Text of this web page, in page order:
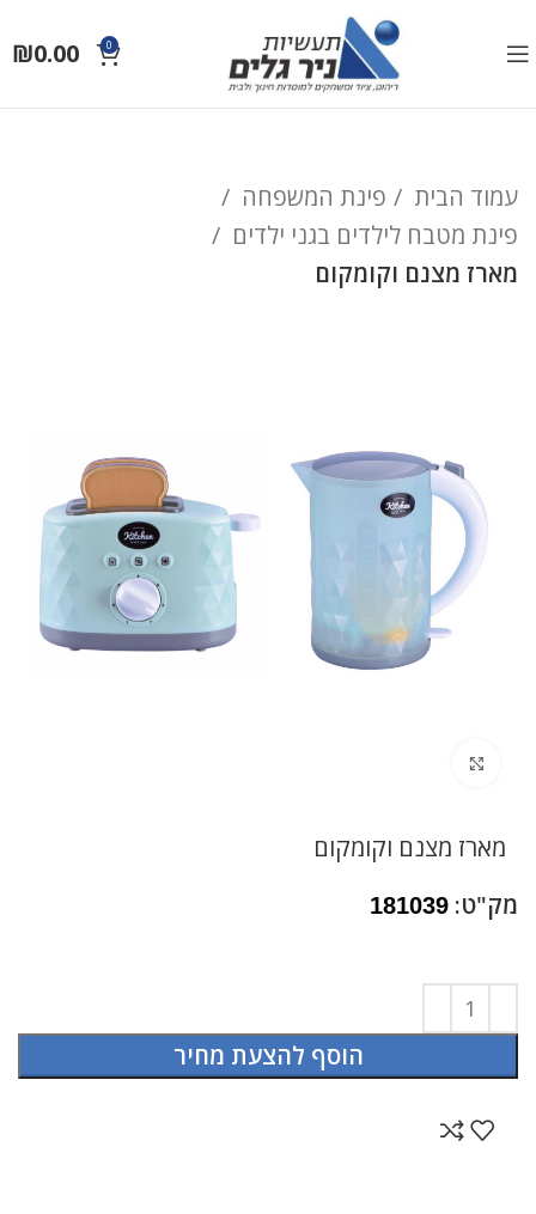
0
₪0.00
עמוד הבית
פינת המשפחה
פינת מטבח לילדים בגני ילדים
מארז מצנם וקומקום
מארז מצנם וקומקום
מק"ט: 181039
הוסף להצעת מחיר